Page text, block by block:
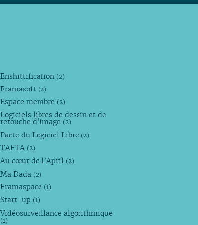
Enshittification (2)
Framasoft (2)
Espace membre (2)
Logiciels libres de dessin et de
retouche d’image (2)
Pacte du Logiciel Libre (2)
TAFTA (2)
Au cœur de l’April (2)
Ma Dada (2)
Framaspace (1)
Start-up (1)
Vidéosurveillance algorithmique
(1)